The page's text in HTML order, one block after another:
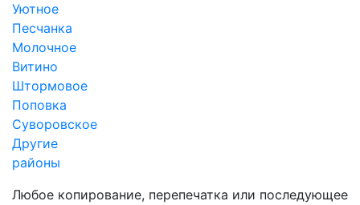
Уютное
Песчанка
Молочное
Витино
Штормовое
Поповка
Суворовское
Другие
районы
Любое копирование, перепечатка или последующее